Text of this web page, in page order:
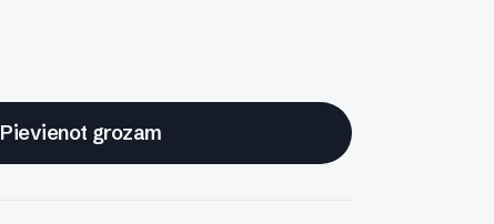
Pievienot grozam